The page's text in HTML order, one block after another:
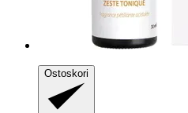
Ostoskori